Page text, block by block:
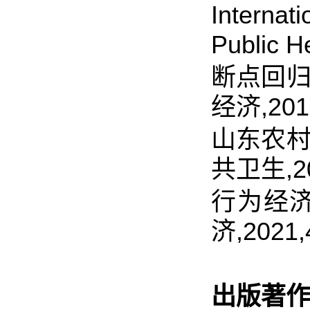
Public
断点回
经济
山东农
共卫生
行为经
济
出版著